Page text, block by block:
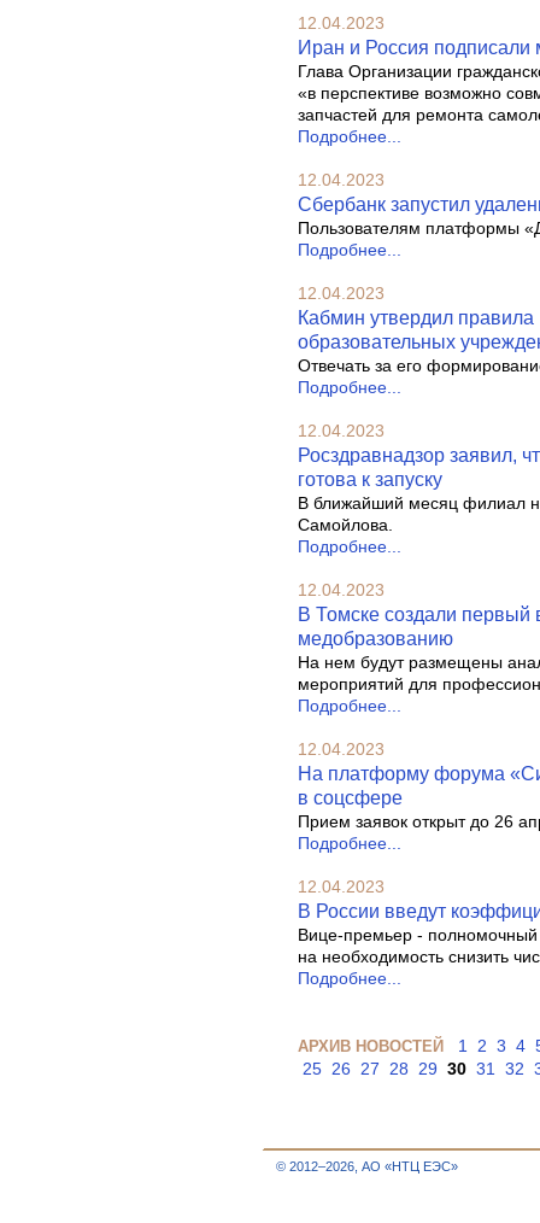
12.04.2023
Иран и Россия
Глава Организации
«в перспективе возможно
запчастей для ремонта
Подробнее...
12.04.2023
Сбербанк запустил
Пользователям платформы
Подробнее...
12.04.2023
Кабмин утвердил
образовательных
Отвечать за его
Подробнее...
12.04.2023
Росздравнадзор заявил,
готова к запуску
В ближайший месяц филиал
Самойлова.
Подробнее...
12.04.2023
В Томске создали первый
медобразованию
На нем будут размещены
мероприятий для
Подробнее...
12.04.2023
На платформу форума
в соцсфере
Прием заявок открыт до 26
Подробнее...
12.04.2023
В России введут
Вице-премьер -
на необходимость снизить
Подробнее...
АРХИВ НОВОСТЕЙ 1 2 3 4
25 26 27 28 29 30 31 32
© 2012–2026, АО «НТЦ ЕЭС»